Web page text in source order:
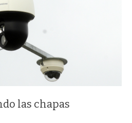
las chapas